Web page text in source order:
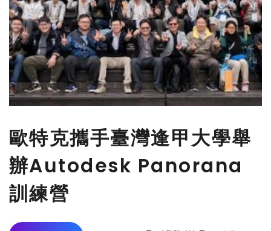
歐特克攜手臺灣逢甲大學舉
辦Autodesk Panorana
訓練營